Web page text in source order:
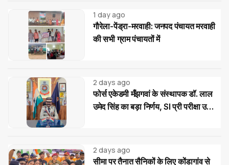
1 day ago
गौरेला-पेंड्रा-मरवाही: जनपद पंचायत मरवाही
की सभी ग्राम पंचायतों में
2 days ago
फोर्स एकेडमी मँझगवां के संस्थापक डॉ. लाल
उमेद सिंह का बड़ा निर्णय, SI प्री परीक्षा उत्तीर्ण
2 days ago
सीमा पर तैनात सैनिकों के लिए कोंडागांव से